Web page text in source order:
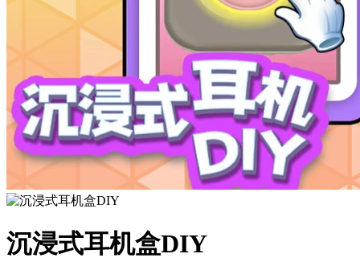
沉浸式耳机盒DIY